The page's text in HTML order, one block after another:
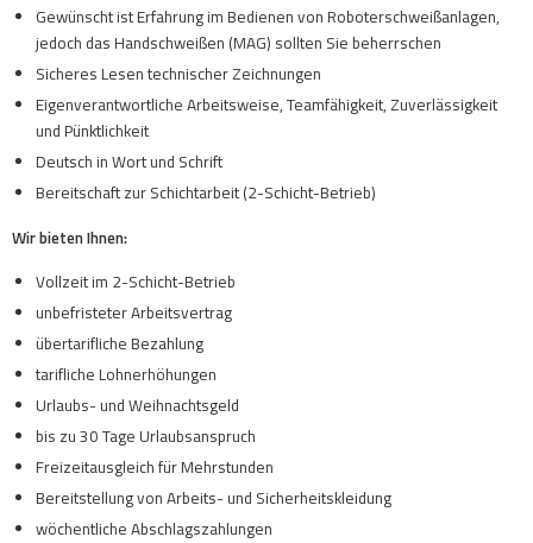
Gewünscht ist Erfahrung im Bedienen von Roboterschweißanlagen,
jedoch das Handschweißen (MAG) sollten Sie beherrschen
Sicheres Lesen technischer Zeichnungen
Eigenverantwortliche Arbeitsweise, Teamfähigkeit, Zuverlässigkeit
und Pünktlichkeit
Deutsch in Wort und Schrift
Bereitschaft zur Schichtarbeit (2-Schicht-Betrieb)
Wir bieten Ihnen:
Vollzeit im 2-Schicht-Betrieb
unbefristeter Arbeitsvertrag
übertarifliche Bezahlung
tarifliche Lohnerhöhungen
Urlaubs- und Weihnachtsgeld
bis zu 30 Tage Urlaubsanspruch
Freizeitausgleich für Mehrstunden
Bereitstellung von Arbeits- und Sicherheitskleidung
wöchentliche Abschlagszahlungen